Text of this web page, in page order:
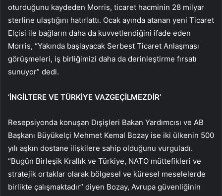
oturduğunu kaydeden Morris, ticaret hacminin 28 milyar
sterline ulaştığını hatırlattı. Ocak ayında atanan yeni Ticaret
Elçisi ile bağların daha da kuvvetlendiğini ifade eden
Morris, “Yakında başlayacak Serbest Ticaret Anlaşması
görüşmeleri, iş birliğimizi daha da derinleştirme fırsatı
sunuyor” dedi.
‘İNGİLTERE VE TÜRKİYE VAZGEÇİLMEZDİR’
Resepsiyonda konuşan Dışişleri Bakan Yardımcısı ve AB
Başkanı Büyükelçi Mehmet Kemal Bozay ise iki ülkenin 500
yılı aşkın dostane ilişkilere sahip olduğunu vurguladı.
“Bugün Birleşik Krallık ve Türkiye, NATO müttefikleri ve
stratejik ortaklar olarak bölgesel ve küresel meselelerde
birlikte çalışmaktadır” diyen Bozay, Avrupa güvenliğinin